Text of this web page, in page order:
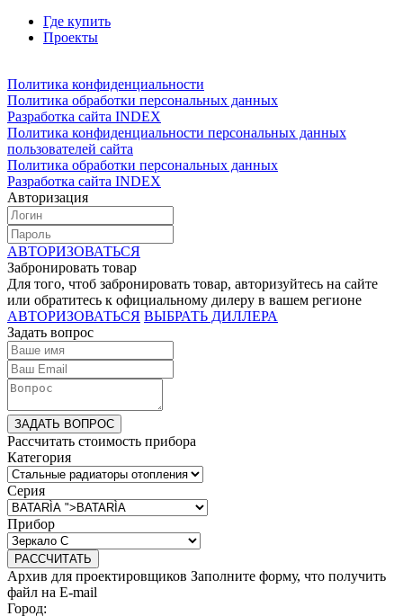
Где купить
Проекты
Политика конфиденциальности
Политика обработки персональных данных
Разработка сайта INDEX
Политика конфиденциальности персональных данных
пользователей сайта
Политика обработки персональных данных
Разработка сайта INDEX
Авторизация
АВТОРИЗОВАТЬСЯ
Забронировать товар
Для того, чтоб забронировать товар, авторизуйтесь на сайте
или обратитесь к официальному дилеру в вашем регионе
АВТОРИЗОВАТЬСЯ ВЫБРАТЬ ДИЛЛЕРА
Задать вопрос
ЗАДАТЬ ВОПРОС
Рассчитать стоимость прибора
Категория
Серия
Прибор
РАССЧИТАТЬ
Архив для проектировщиков Заполните форму, что получить
файл на E-mail
Город: